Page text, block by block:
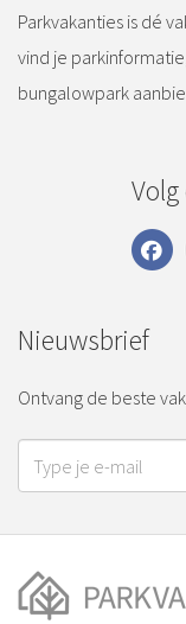
Parkvakanties is dé
vind je
bungalowpark
Volg
Nieuwsbrief
Ontvang de beste